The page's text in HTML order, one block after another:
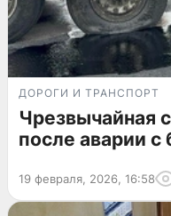
ДОРОГИ И ТРАНСПОРТ
Чрезвычайная
после аварии с
19 февраля, 2026, 16:58